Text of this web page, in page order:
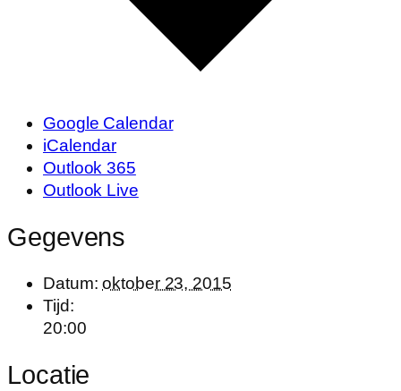
Google Calendar
iCalendar
Outlook 365
Outlook Live
Gegevens
Datum: oktober 23, 2015
Tijd:
20:00
Locatie